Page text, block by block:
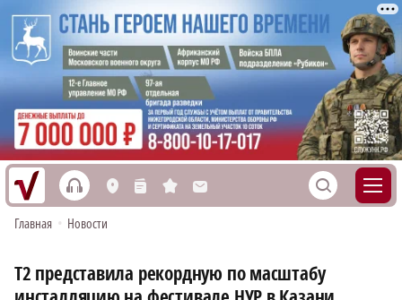
h L n s M S
Главная • Новости
Т2 представила рекордную по масштабу